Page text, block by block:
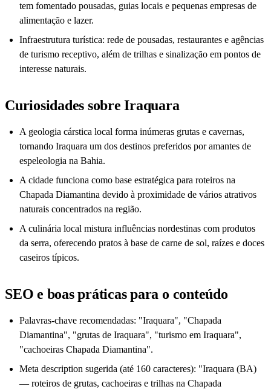
tem fomentado pousadas, guias locais e pequenas empresas de
alimentação e lazer.
Infraestrutura turística: rede de pousadas, restaurantes e agências
de turismo receptivo, além de trilhas e sinalização em pontos de
interesse naturais.
Curiosidades sobre Iraquara
A geologia cárstica local forma inúmeras grutas e cavernas,
tornando Iraquara um dos destinos preferidos por amantes de
espeleologia na Bahia.
A cidade funciona como base estratégica para roteiros na
Chapada Diamantina devido à proximidade de vários atrativos
naturais concentrados na região.
A culinária local mistura influências nordestinas com produtos
da serra, oferecendo pratos à base de carne de sol, raízes e doces
caseiros típicos.
SEO e boas práticas para o conteúdo
Palavras-chave recomendadas: "Iraquara", "Chapada
Diamantina", "grutas de Iraquara", "turismo em Iraquara",
"cachoeiras Chapada Diamantina".
Meta description sugerida (até 160 caracteres): "Iraquara (BA)
— roteiros de grutas, cachoeiras e trilhas na Chapada